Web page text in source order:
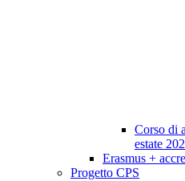
Corso di
estate
Erasmus +
Progetto CPS